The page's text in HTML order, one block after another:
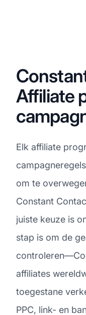
Affiliate
Elk affiliate
om te
Constant
juiste keuze is
stap is om de
affiliates
toegestane
PPC, link- en